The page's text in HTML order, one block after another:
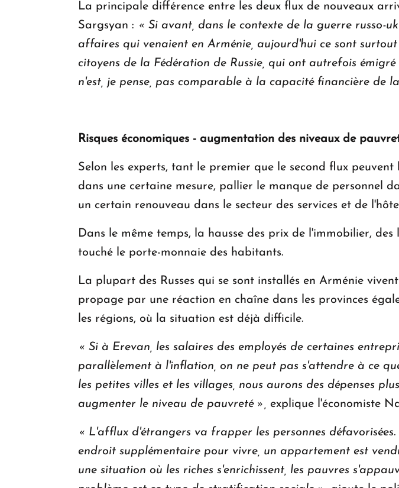
La principale différence entre les deux flux de nouveaux
Sargsyan : « Si avant, dans le contexte de la guerre russo-
affaires qui venaient en Arménie, aujourd'hui ce sont surtout
citoyens de la Fédération de Russie, qui ont autrefois émigré
n'est, je pense, pas comparable à la capacité financière de
Risques économiques - augmentation des niveaux de
Selon les experts, tant le premier que le second flux
dans une certaine mesure, pallier le manque de personnel
un certain renouveau dans le secteur des services et de
Dans le même temps, la hausse des prix de l'immobilier,
touché le porte-monnaie des habitants.
La plupart des Russes qui se sont installés en Arménie
propage par une réaction en chaîne dans les provinces
les régions, où la situation est déjà difficile.
« Si à Erevan, les salaires des employés de certaines
parallèlement à l'inflation, on ne peut pas s'attendre à ce
les petites villes et les villages, nous aurons des dépenses
augmenter le niveau de pauvreté », explique l'économiste
« L'afflux d'étrangers va frapper les personnes
endroit supplémentaire pour vivre, un appartement est
une situation où les riches s'enrichissent, les pauvres